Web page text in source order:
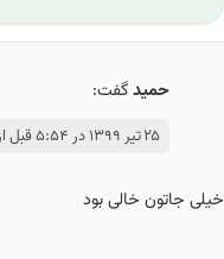
حمیدگفت:
۲۵ تیر ۱۳۹۹ در ۵:۵۴ قبل از ظهر
خیلی جاتون خالی بود